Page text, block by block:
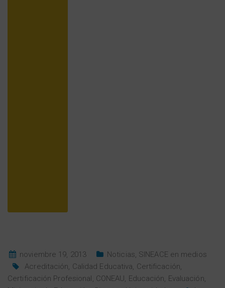
noviembre 19, 2013 Noticias, SINEACE en medios
Acreditación, Calidad Educativa, Certificación,
Certificación Profesional, CONEAU, Educación, Evaluación,